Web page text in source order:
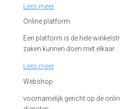
Lees meer
Online platform
Een platform is de hele
zaken kunnen doen met elkaar .
Lees meer
Webshop
voornamelijk gericht op de